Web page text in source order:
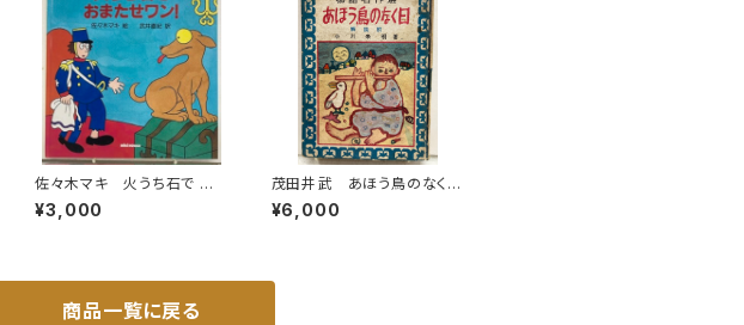
佐々木マキ 火うち石で お
またせワン！ 武井直紀 訳
1988年 初版 ミキハウス
¥3,000
茂田井武 あほう鳥のなく
日 小川未明 物語名作
選 昭和26年（1951） 初
¥6,000
商品一覧に戻る